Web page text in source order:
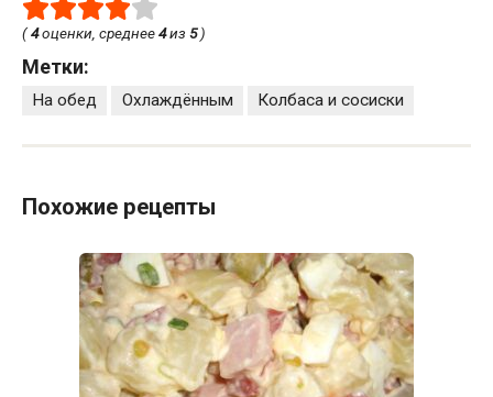
(4оценки, среднее4из 5)
Метки:
На обед Охлаждённым Колбаса и сосиски
Похожие рецепты